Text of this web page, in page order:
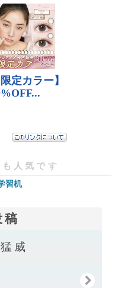
人気です
習机
稿
威